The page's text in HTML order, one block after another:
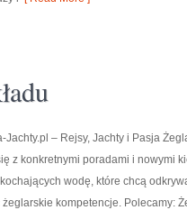
Jachty.pl – Rejsy, Jachty i Pasja
z konkretnymi poradami i nowymi
wodę, które chcą
kompetencje. Polecamy: